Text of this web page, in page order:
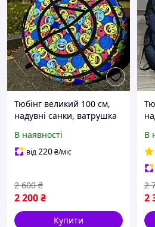
Тюбінг великий 100 см,
надувні санки, ватрушка
тюбінг для катання на
гірці
В наявності
від220₴/міс
2 200₴
2 600 ₴
Купити
В
2
2